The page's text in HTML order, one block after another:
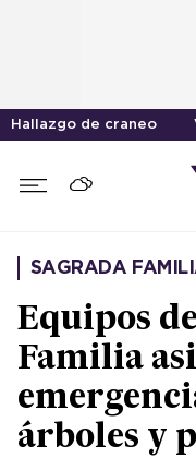
Hallazgo de craneo
SAGRADA
Equipos
Familia
árboles y